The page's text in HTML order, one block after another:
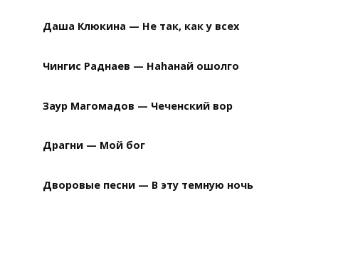
Даша Клюкина — Не так, как у всех
Чингис Раднаев — Наhанай ошолго
Заур Магомадов — Чеченский вор
Драгни — Мой бог
Дворовые песни — В эту темную ночь